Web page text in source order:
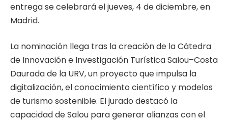
entrega se celebrará el jueves, 4 de diciembre, en
Madrid.
La nominación llega tras la creación de la Cátedra
de Innovación e Investigación Turística Salou–Costa
Daurada de la URV, un proyecto que impulsa la
digitalización, el conocimiento científico y modelos
de turismo sostenible. El jurado destacó la
capacidad de Salou para generar alianzas con el